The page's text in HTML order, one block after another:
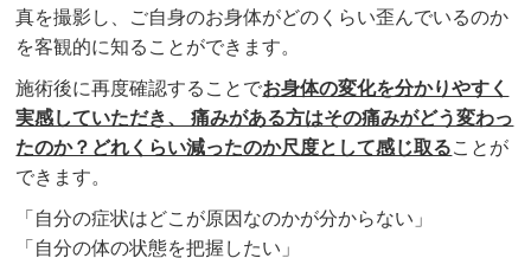
真を撮影し、ご自身のお身体がどのくらい歪んでいるのか
を客観的に知ることができます。
施術後に再度確認することでお身体の変化を分かりやすく
実感していただき、 痛みがある方はその痛みがどう変わっ
たのか？どれくらい減ったのか尺度として感じ取ることが
できます。
「自分の症状はどこが原因なのかが分からない」
「自分の体の状態を把握したい」